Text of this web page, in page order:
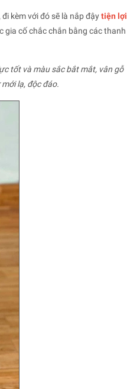
đi kèm với đó sẽ là nắp đậytiện lợi
gia cố chắc chắn bằng các thanh
tốt và màu sắc bắt mắt, vân gỗ
lạ, độc đáo.